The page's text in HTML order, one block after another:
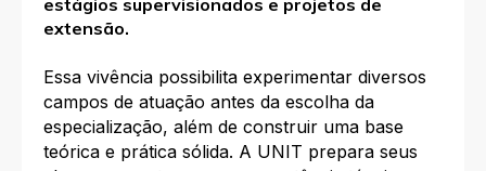
estágios supervisionados e projetos de
extensão.​
Essa vivência possibilita experimentar diversos
campos de atuação antes da escolha da
especialização, além de construir uma base
teórica e prática sólida. A UNIT prepara seus